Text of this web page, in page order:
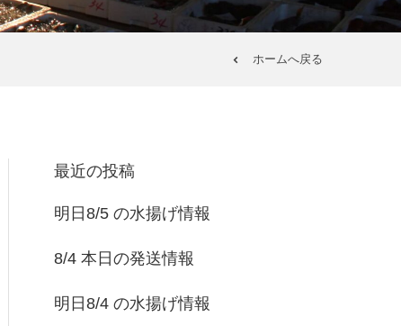
ホームへ戻る
最近の投稿
明日8/5 の水揚げ情報
8/4 本日の発送情報
明日8/4 の水揚げ情報